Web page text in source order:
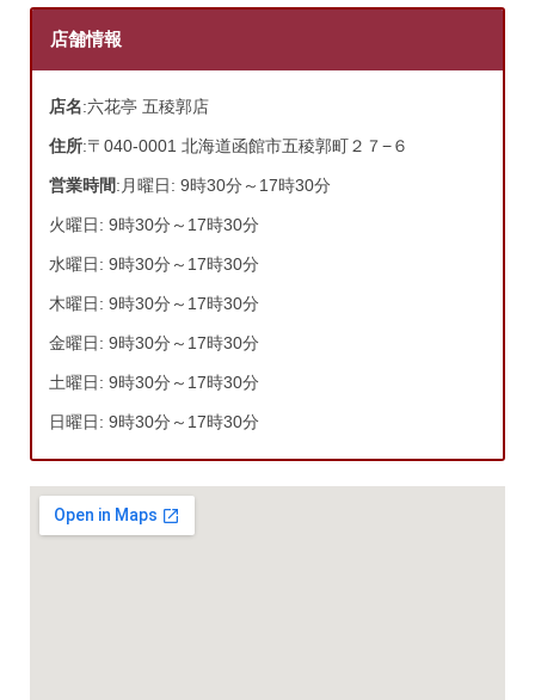
店舗情報
店名:六花亭 五稜郭店
住所:〒040-0001 北海道函館市五稜郭町２７−６
営業時間:月曜日: 9時30分～17時30分
火曜日: 9時30分～17時30分
水曜日: 9時30分～17時30分
木曜日: 9時30分～17時30分
金曜日: 9時30分～17時30分
土曜日: 9時30分～17時30分
日曜日: 9時30分～17時30分